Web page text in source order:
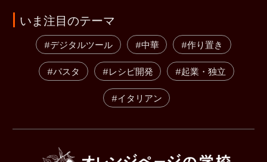
いま注目のテーマ
#デジタルツール #中華 #作り置き
#パスタ #レシピ開発 #起業・独立
#イタリアン